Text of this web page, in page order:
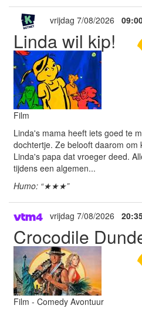
vrijdag 7/08/2026
Linda wil kip!
Film
Linda's mama heeft iets goed te
dochtertje. Ze belooft daarom om
Linda's papa dat vroeger deed.
tijdens een algemen...
Humo: “★★★”
vrijdag 7/08/2026
Crocodile
Film - Comedy Avontuur